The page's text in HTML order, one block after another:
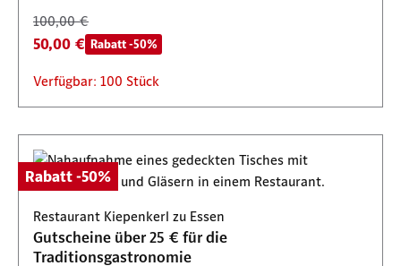
100,00 €
50,00 € Rabatt -50%
Verfügbar: 100 Stück
Rabatt -50%
Restaurant Kiepenkerl zu Essen
Gutscheine über 25 € für die
Traditionsgastronomie